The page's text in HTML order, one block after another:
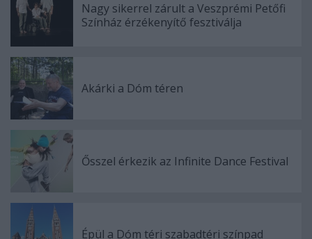
Nagy sikerrel zárult a Veszprémi Petőfi
Színház érzékenyítő fesztiválja
Akárki a Dóm téren
Ősszel érkezik az Infinite Dance Festival
Épül a Dóm téri szabadtéri színpad